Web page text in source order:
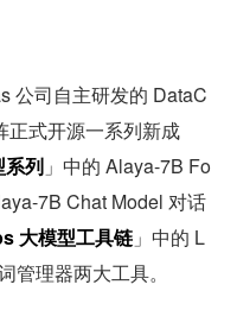
公司自主研发的 DataC
正式开源一系列新成
列 」中的 Alaya-7B Fo
7B Chat Model 对话
大模型工具链 」中的 L
管理器两大工具。